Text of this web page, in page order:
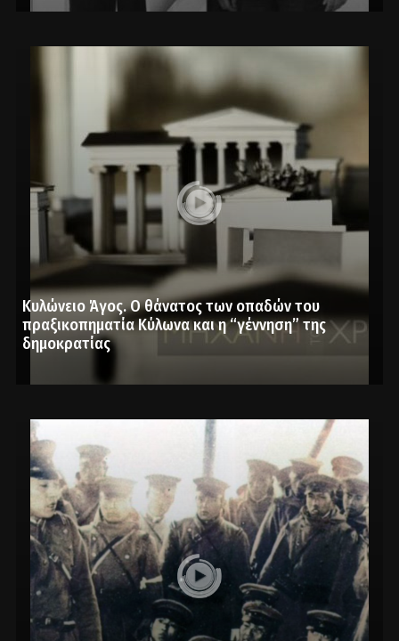
Κυλώνειο Άγος. Ο θάνατος των οπαδών του
πραξικοπηματία Κύλωνα και η “γέννηση” της
δημοκρατίας